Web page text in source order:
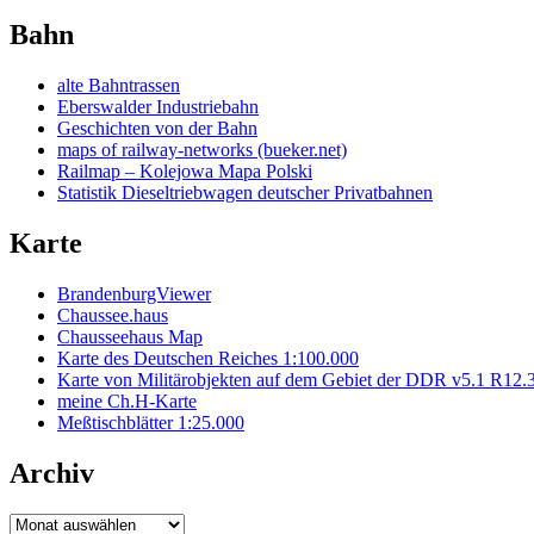
Bahn
alte Bahntrassen
Eberswalder Industriebahn
Geschichten von der Bahn
maps of railway-networks (bueker.net)
Railmap – Kolejowa Mapa Polski
Statistik Dieseltriebwagen deutscher Privatbahnen
Karte
BrandenburgViewer
Chaussee.haus
Chausseehaus Map
Karte des Deutschen Reiches 1:100.000
Karte von Militärobjekten auf dem Gebiet der DDR v5.1
meine Ch.H-Karte
Meßtischblätter 1:25.000
Archiv
Archiv